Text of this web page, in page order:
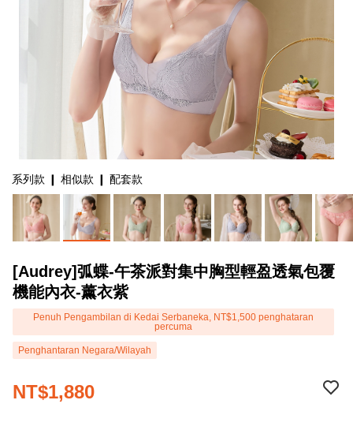
系列款 ❙ 相似款 ❙ 配套款
[Audrey]弧蝶-午茶派對集中胸型輕盈透氣包覆
機能內衣-薰衣紫
Penuh Pengambilan di Kedai Serbaneka, NT$1,500 penghataran
percuma
Penghantaran Negara/Wilayah
NT$1,880